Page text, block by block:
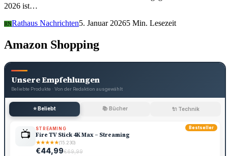
2026 ist…
RNRathaus Nachrichten5. Januar 20265 Min. Lesezeit
Amazon Shopping
Unsere Empfehlungen
Beliebte Produkte · Von der Redaktion ausgewählt
⭐ Beliebt 📚 Bücher 🔌 Technik
Bestseller
📺 STREAMING
Fire TV Stick 4K Max – Streaming
★★★★★(15.230)
€44,99€69,99